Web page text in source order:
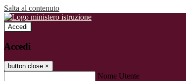
Salta al contenuto
Accedi
Accedi
button close ×
Nome Utente